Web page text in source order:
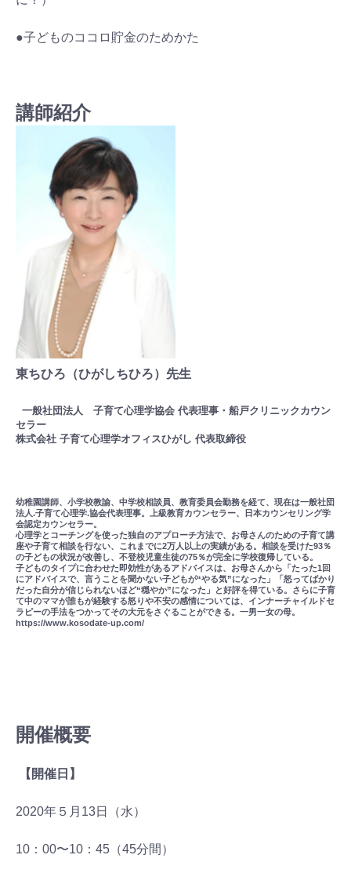
●子どものココロ貯金のためかた
講師紹介
東ちひろ（ひがしちひろ）先生
一般社団法人 子育て心理学協会 代表理事・船戸クリニックカウン
セラー
株式会社 子育て心理学オフィスひがし 代表取締役
幼稚園講師、小学校教諭、中学校相談員、教育委員会勤務を経て、現在は一般社団
法人.子育て心理学.協会代表理事。上級教育カウンセラー、日本カウンセリング学
会認定カウンセラー。
心理学とコーチングを使った独自のアプローチ方法で、お母さんのための子育て講
座や子育て相談を行ない、これまでに2万人以上の実績がある。相談を受けた93％
の子どもの状況が改善し、不登校児童生徒の75％が完全に学校復帰している。
子どものタイプに合わせた即効性があるアドバイスは、お母さんから「たった1回
にアドバイスで、言うことを聞かない子どもが“やる気”になった」「怒ってばかり
だった自分が信じられないほど“穏やか”になった」と好評を得ている。さらに子育
て中のママが誰もが経験する怒りや不安の感情については、インナーチャイルドセ
ラピーの手法をつかってその大元をさぐることができる。一男一女の母。
https://www.kosodate-up.com/
開催概要
【開催日】
2020年５月13日（水）
10：00〜10：45（45分間）